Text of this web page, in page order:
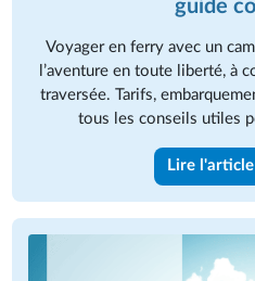
guide
Voyager en ferry avec un
l’aventure en toute liberté, à
traversée. Tarifs,
tous les conseils utiles
Lire